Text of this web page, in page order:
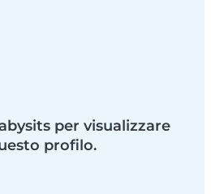
per visualizzare
profilo.